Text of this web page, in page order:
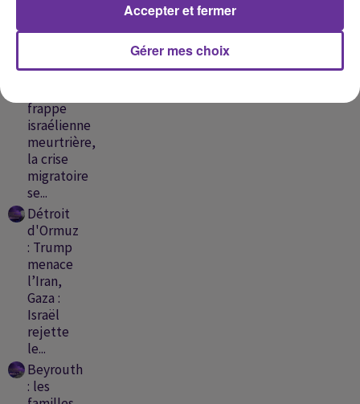
EN CE
frappe
israélienne
meurtrière,
la crise
migratoire
se...
Détroit
d'Ormuz
: Trump
menace
l’Iran,
Gaza :
Israël
rejette
le...
Beyrouth
: les
Gérer mes choix
Accepter et fermer